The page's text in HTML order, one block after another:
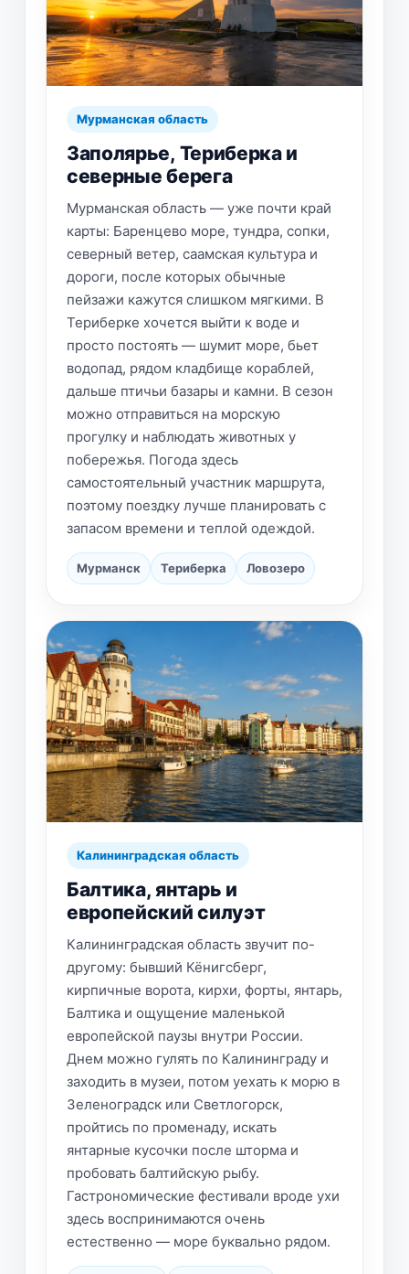
Мурманская область
Заполярье, Териберка и
северные берега
Мурманская область — уже почти край
карты: Баренцево море, тундра, сопки,
северный ветер, саамская культура и
дороги, после которых обычные
пейзажи кажутся слишком мягкими. В
Териберке хочется выйти к воде и
просто постоять — шумит море, бьет
водопад, рядом кладбище кораблей,
дальше птичьи базары и камни. В сезон
можно отправиться на морскую
прогулку и наблюдать животных у
побережья. Погода здесь
самостоятельный участник маршрута,
поэтому поездку лучше планировать с
запасом времени и теплой одеждой.
Мурманск Териберка Ловозеро
Калининградская область
Балтика, янтарь и
европейский силуэт
Калининградская область звучит по-
другому: бывший Кёнигсберг,
кирпичные ворота, кирхи, форты, янтарь,
Балтика и ощущение маленькой
европейской паузы внутри России.
Днем можно гулять по Калининграду и
заходить в музеи, потом уехать к морю в
Зеленоградск или Светлогорск,
пройтись по променаду, искать
янтарные кусочки после шторма и
пробовать балтийскую рыбу.
Гастрономические фестивали вроде ухи
здесь воспринимаются очень
естественно — море буквально рядом.